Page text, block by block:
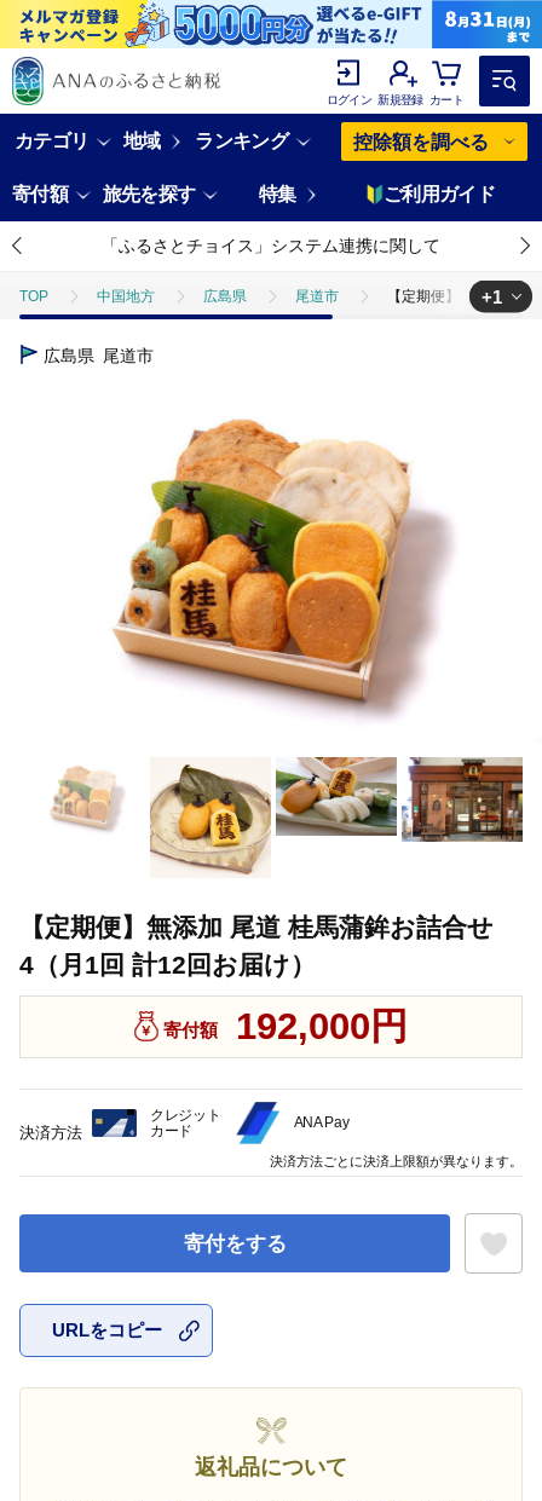
ログイン 新規登録 カート
カテゴリ 地域 ランキング 控除額を調べる
寄付額 旅先を探す 特集 ご利用ガイド
「ふるさとチョイス」システム連携に関して
TOP 中国地方 広島県 尾道市 【定期便】無添加 尾
TOP
+1
広島県 尾道市
【定期便】無添加 尾道 桂馬蒲鉾お詰合せ
4（月1回 計12回お届け）
寄付額 192,000円
寄付をする
URLをコピー
返礼品について
決済方法
クレジット
カード
ANA Pay
決済方法ごとに決済上限額が異なります。